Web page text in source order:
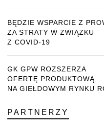
BĘDZIE WSPARCIE Z
ZA STRATY W ZWIĄZKU
Z COVID-19
GK GPW ROZSZERZA
OFERTĘ PRODUKTOWĄ
NA GIEŁDOWYM RYNKU
PARTNERZY